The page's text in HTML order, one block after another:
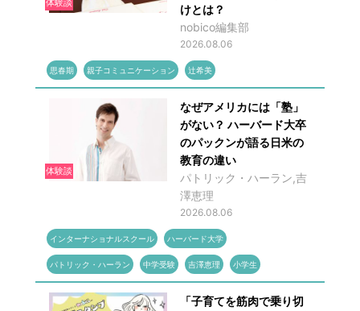
体験談
けとは？
nobico編集部
2026.08.06
思春期 親子コミュニケーション 辻希美
体験談
なぜアメリカには「塾」
がない？ ハーバード大卒
のパックンが語る日米の
教育の違い
パトリック・ハーラン,吉
澤恵理
2026.08.06
インターナショナルスクール ハーバード大学
パトリック・ハーラン 中学受験 吉澤恵理 小学生
「子育てを筋肉で乗り切